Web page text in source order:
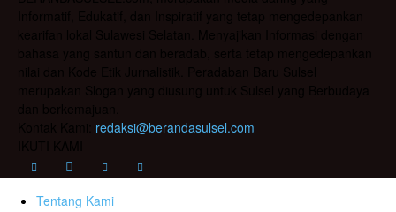
redaksi@berandasulsel.com
Tentang Kami